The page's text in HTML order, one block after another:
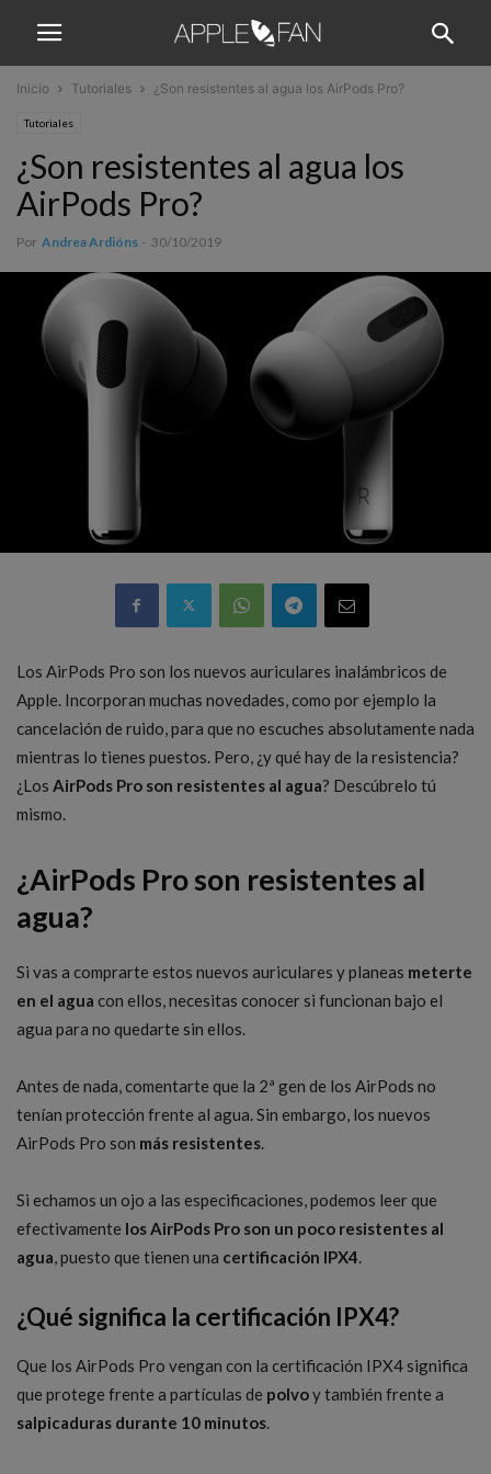
Inicio Tutoriales ¿Son resistentes al agua los AirPods Pro?
Tutoriales
¿Son resistentes al agua los
AirPods Pro?
Por Andrea Ardións - 30/10/2019
Los AirPods Pro son los nuevos auriculares inalámbricos de
Apple. Incorporan muchas novedades, como por ejemplo la
cancelación de ruido, para que no escuches absolutamente nada
mientras lo tienes puestos. Pero, ¿y qué hay de la resistencia?
¿Los AirPods Pro son resistentes al agua? Descúbrelo tú
mismo.
¿AirPods Pro son resistentes al
agua?
Si vas a comprarte estos nuevos auriculares y planeas meterte
en el agua con ellos, necesitas conocer si funcionan bajo el
agua para no quedarte sin ellos.
Antes de nada, comentarte que la 2ª gen de los AirPods no
tenían protección frente al agua. Sin embargo, los nuevos
AirPods Pro son más resistentes
Si echamos un ojo a las especificaciones, podemos leer que
efectivamente los AirPods Pro son un poco resistentes al
agua , puesto que tienen una certificación IPX4
¿Qué significa la certificación IPX4?
Que los AirPods Pro vengan con la certificación IPX4 significa
que protege frente a partículas de polvoy también frente a
salpicaduras durante 10 minutos